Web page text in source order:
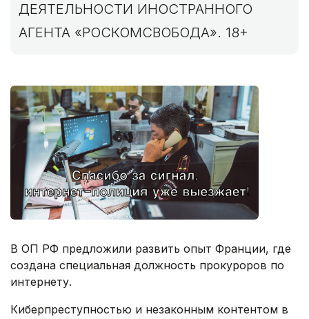
ДЕЯТЕЛЬНОСТИ ИНОСТРАННОГО
АГЕНТА «РОСКОМСВОБОДА». 18+
В ОП РФ предложили развить опыт Франции, где
создана специальная должность прокуроров по
интернету.
Киберпреступностью и незаконным контентом в